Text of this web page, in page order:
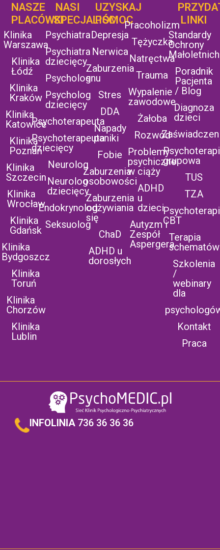
NASZE
PLACÓWKI
Klinika
Warszawa
Klinika
Łódź
Klinika
Kraków
Klinika
Katowice
Klinika
Poznań
Klinika
Szczecin
Klinika
Wrocław
Klinika
Gdańsk
Klinika
Bydgoszcz
Klinika
Toruń
Klinika
Chorzów
Klinika
Lublin
NASI
SPECJALIŚCI
Psychiatra
Psychiatra
dziecięcy
Psycholog
Psycholog
dziecięcy
Psychoterapeuta
Psychoterapeuta
dziecięcy
Neurolog
Neurolog
dziecięcy
Endokrynolog
Seksuolog
UZYSKAJ
POMOC
Depresja
Nerwica
Zaburzenia
snu
Stres
DDA
Napady
paniki
Fobie
Zaburzenia
osobowości
Zaburzenia
odżywiania
się
ChaD
ADHD u
dorosłych
UZYSKAJ
POMOC
Pracoholizm
Tężyczka
Natręctwa
Trauma
Wypalenie
zawodowe
Żałoba
Rozwód
Problemy
psychiczne
w ciąży
ADHD
u
dzieci
Autyzm i
Zespół
Aspergera
LINKI
Standardy
Ochrony
Małoletnich
Poradnik
Pacjenta
/ Blog
Diagnoza
dzieci
grupowa
TUS
TZA
CBT
Terapia
schematów
Szkolenia
/
webinary
dla
Kontakt
Praca
INFOLINIA 736 36 36 36